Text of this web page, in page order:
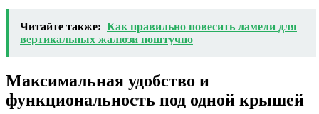
Читайте также: Как правильно повесить ламели для
вертикальных жалюзи поштучно
Максимальная удобство и
функциональность под одной крышей